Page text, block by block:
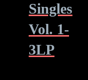
Singles
Vol. 1-
3LP